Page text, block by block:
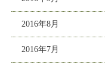
2016年8月
2016年7月